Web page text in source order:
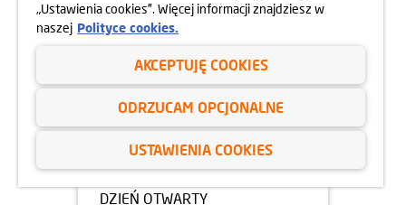
05.05.2025
DZIEŃ OTWARTY
„Ustawienia cookies”. Więcej informacji znajdziesz w
naszej Polityce cookies.
AKCEPTUJĘ COOKIES
ODRZUCAM OPCJONALNE
USTAWIENIA COOKIES